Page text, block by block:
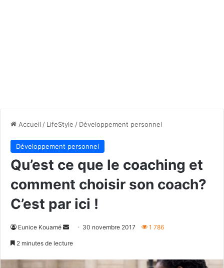
Accueil / LifeStyle / Développement personnel
Développement personnel
Qu’est ce que le coaching et
comment choisir son coach?
C’est par ici !
Eunice Kouamé
Envoyer30 novembre 2017 1 786
2 minutes de lecture